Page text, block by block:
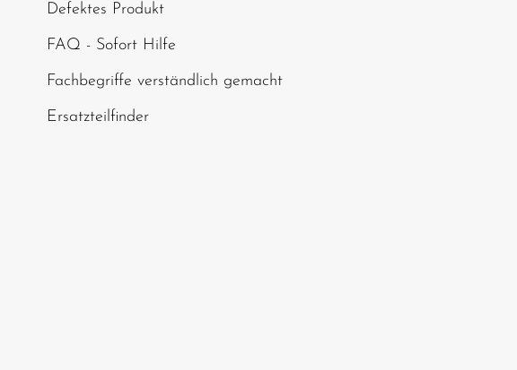
abgebildeten Zeichen ein*
Defektes Produkt
FAQ - Sofort Hilfe
Fachbegriffe verständlich gemacht
Ersatzteilfinder